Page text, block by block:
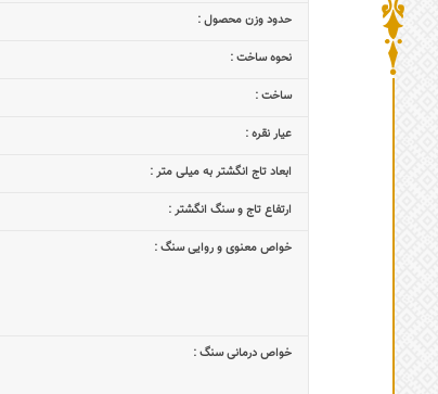
حدود وزن محصول :
نحوه ساخت :
ساخت :
عیار نقره :
ابعاد تاج‌ انگشتر به میلی متر :
ارتفاع تاج و سنگ انگشتر :
خواص معنوی و روایی سنگ :
خواص درمانی سنگ :